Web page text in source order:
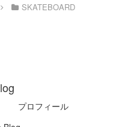
SKATEBOARD
プロフィール